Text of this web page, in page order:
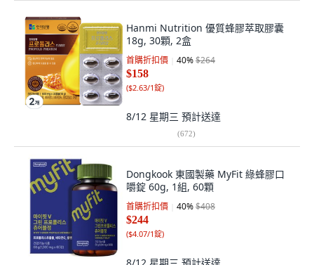
Hanmi Nutrition 優質蜂膠萃取膠囊
18g, 30顆, 2盒
首購折扣價 40%$264
$158
($2.63/1錠)
8/12 星期三 預計送達
(672)
Dongkook 東國製藥 MyFit 綠蜂膠口
嚼錠 60g, 1組, 60顆
首購折扣價 40%$408
$244
($4.07/1錠)